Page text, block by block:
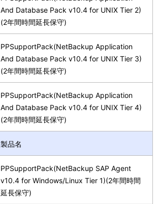
And Database Pack v10.4 for UNIX Tier 2)
(2年間時間延長保守)
PPSupportPack(NetBackup Application
And Database Pack v10.4 for UNIX Tier 3)
(2年間時間延長保守)
PPSupportPack(NetBackup Application
And Database Pack v10.4 for UNIX Tier 4)
(2年間時間延長保守)
製品名
PPSupportPack(NetBackup SAP Agent
v10.4 for Windows/Linux Tier 1)(2年間時間
延長保守)